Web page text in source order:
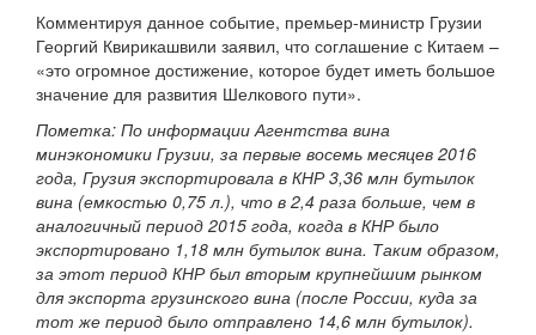
Комментируя данное событие, премьер-министр Грузии
Георгий Квирикашвили заявил, что соглашение с Китаем –
«это огромное достижение, которое будет иметь большое
значение для развития Шелкового пути».
Пометка: По информации Агентства вина
минэкономики Грузии, за первые восемь месяцев 2016
года, Грузия экспортировала в КНР 3,36 млн бутылок
вина (емкостью 0,75 л.), что в 2,4 раза больше, чем в
аналогичный период 2015 года, когда в КНР было
экспортировано 1,18 млн бутылок вина. Таким образом,
за этот период КНР был вторым крупнейшим рынком
для экспорта грузинского вина (после России, куда за
тот же период было отправлено 14,6 млн бутылок).